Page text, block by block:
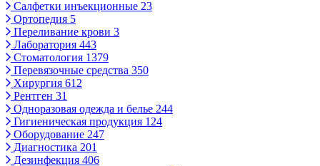
Салфетки инъекционные 23
Ортопедия 5
Переливание крови 3
Лаборатория 443
Стоматология 1379
Перевязочные средства 350
Хирургия 612
Рентген 31
Одноразовая одежда и белье 244
Гигиеническая продукция 124
Оборудование 247
Диагностика 201
Дезинфекция 406